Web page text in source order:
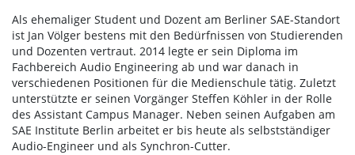
Als ehemaliger Student und Dozent am Berliner SAE-Standort
ist Jan Völger bestens mit den Bedürfnissen von Studierenden
und Dozenten vertraut. 2014 legte er sein Diploma im
Fachbereich Audio Engineering ab und war danach in
verschiedenen Positionen für die Medienschule tätig. Zuletzt
unterstützte er seinen Vorgänger Steffen Köhler in der Rolle
des Assistant Campus Manager. Neben seinen Aufgaben am
SAE Institute Berlin arbeitet er bis heute als selbstständiger
Audio-Engineer und als Synchron-Cutter.